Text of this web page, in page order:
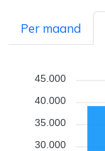
Per maand
45.000
40.000
35.000
30.000